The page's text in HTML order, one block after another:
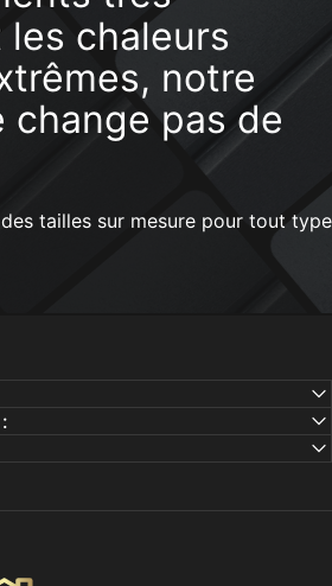
les chaleurs
notre
change pas de
tailles sur mesure pour tout type